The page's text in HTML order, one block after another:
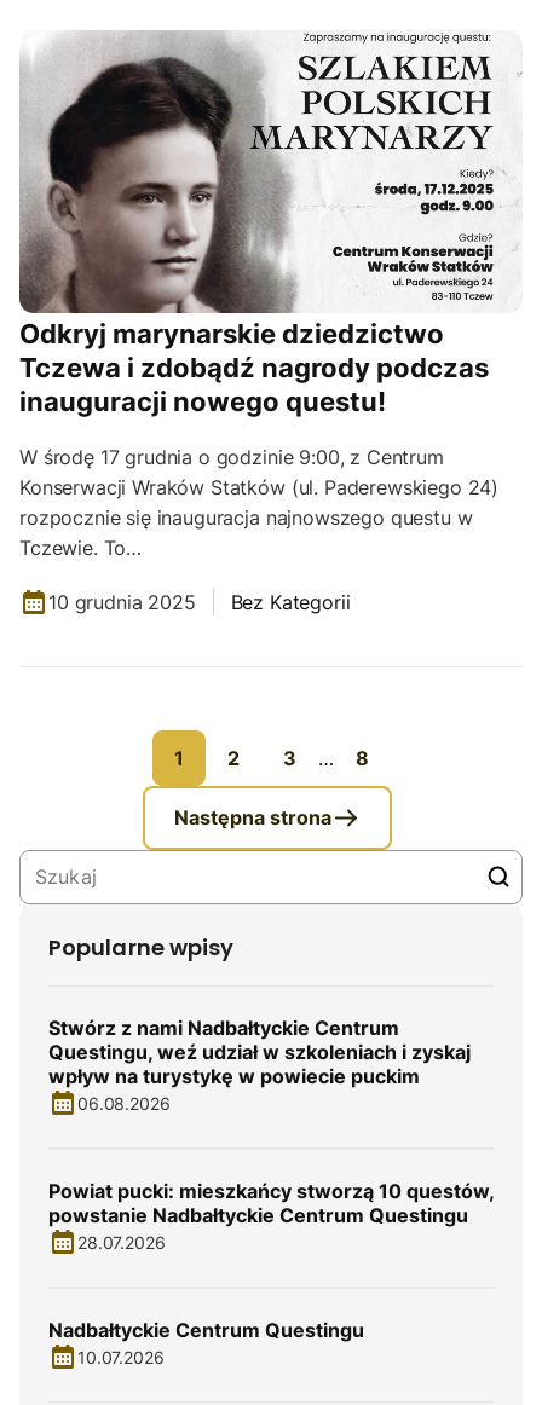
Odkryj marynarskie dziedzictwo
Tczewa i zdobądź nagrody podczas
inauguracji nowego questu!
W środę 17 grudnia o godzinie 9:00, z Centrum
Konserwacji Wraków Statków (ul. Paderewskiego 24)
rozpocznie się inauguracja najnowszego questu w
Tczewie. To…
10 grudnia 2025 Bez Kategorii
1 2 3 … 8
Następna strona
Popularne wpisy
Stwórz z nami Nadbałtyckie Centrum
Questingu, weź udział w szkoleniach i zyskaj
wpływ na turystykę w powiecie puckim
06.08.2026
Powiat pucki: mieszkańcy stworzą 10 questów,
powstanie Nadbałtyckie Centrum Questingu
28.07.2026
Nadbałtyckie Centrum Questingu
10.07.2026